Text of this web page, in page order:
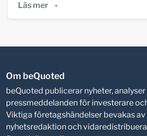
Läs mer
Om beQuoted
beQuoted publicerar nyheter,
pressmeddelanden för investerare
Viktiga företagshändelser bevakas av
nyhetsredaktion och